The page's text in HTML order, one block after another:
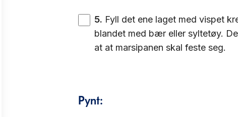
5. Fyll det ene laget med vispet
blandet med bær eller syltetøy.
at at marsipanen skal feste seg.
Pynt: